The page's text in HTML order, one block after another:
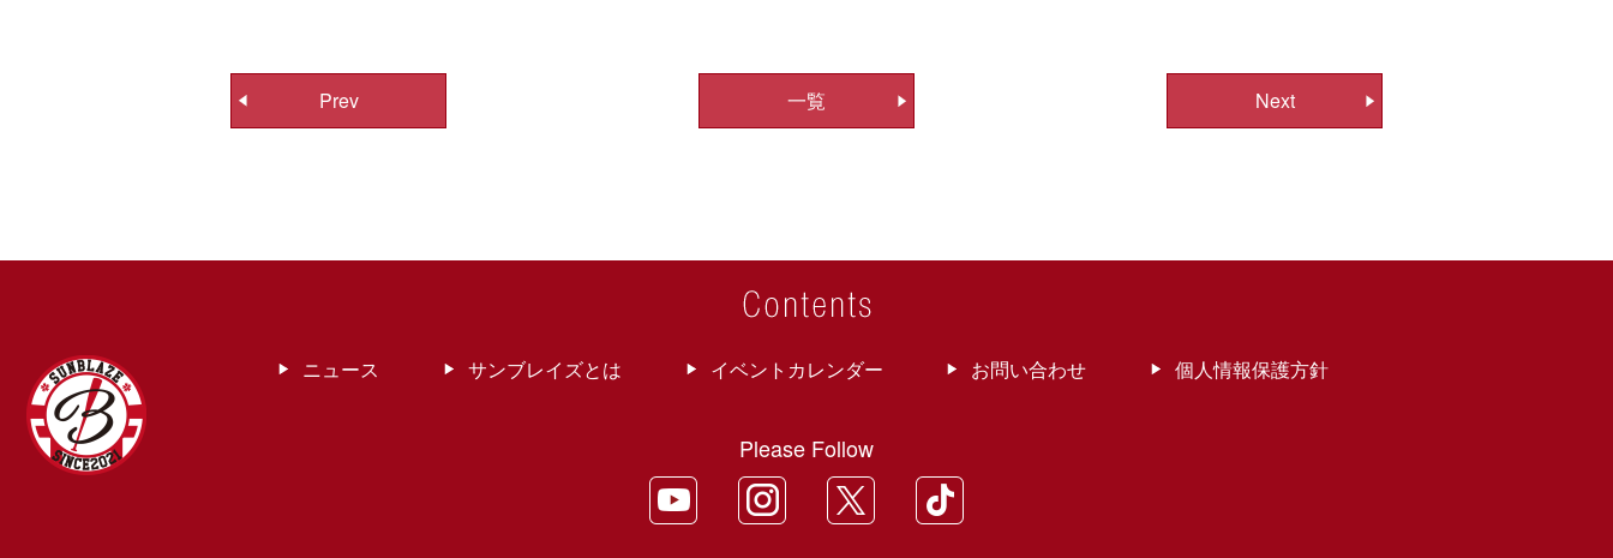
投
稿
ー
Prev Next
一覧
ニュース サンブレイズとは イベントカレンダー お問い合わせ 個人情報保護方針
Please Follow